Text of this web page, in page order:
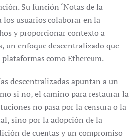
Su función ‘Notas de la
los usuarios colaborar en la
y proporcionar contexto a
un enfoque descentralizado que
como Ethereum.
descentralizadas apuntan a un
si no, el camino para restaurar la
no pasa por la censura o la
sino por la adopción de la
de cuentas y un compromiso